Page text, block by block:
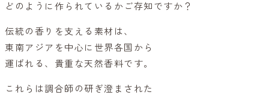
どのように作られているかご存知ですか？
伝統の香りを支える素材は、
東南アジアを中心に世界各国から
運ばれる、貴重な天然香料です。
これらは調合師の研ぎ澄まされた